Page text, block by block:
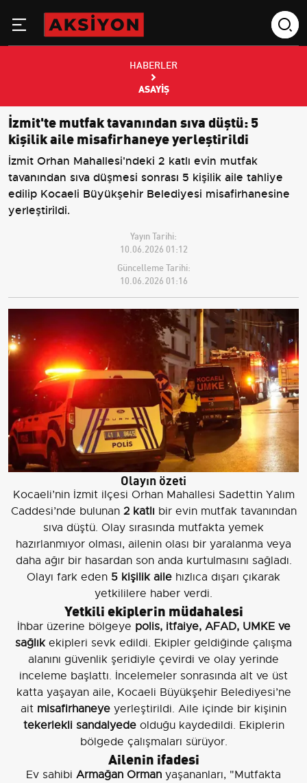
HABERLER
ASAYIŞ
İzmit'te mutfak tavanından sıva düştü: 5
kişilik aile misafirhaneye yerleştirildi
İzmit Orhan Mahallesi'ndeki 2 katlı evin mutfak
tavanından sıva düşmesi sonrası 5 kişilik aile tahliye
edilip Kocaeli Büyükşehir Belediyesi misafirhanesine
yerleştirildi.
Yayın Tarihi:
10.06.2026 01:12
Güncelleme Tarihi:
10.06.2026 01:16
Olayın özeti
Kocaeli’nin İzmit ilçesi Orhan Mahallesi Sadettin Yalım
Caddesi’nde bulunan 2 katlı bir evin mutfak tavanından
sıva düştü. Olay sırasında mutfakta yemek
hazırlanmıyor olması, ailenin olası bir yaralanma veya
daha ağır bir hasardan son anda kurtulmasını sağladı.
Olayı fark eden 5 kişilik aile hızlıca dışarı çıkarak
yetkililere haber verdi.
Yetkili ekiplerin müdahalesi
İhbar üzerine bölgeye polis, itfaiye, AFAD, UMKE ve
sağlıkekipleri sevk edildi. Ekipler geldiğinde çalışma
alanını güvenlik şeridiyle çevirdi ve olay yerinde
inceleme başlattı. İncelemeler sonrasında alt ve üst
katta yaşayan aile, Kocaeli Büyükşehir Belediyesi’ne
ait misafirhaneye yerleştirildi. Aile içinde bir kişinin
tekerlekli sandalyedeolduğu kaydedildi. Ekiplerin
bölgede çalışmaları sürüyor.
Ailenin ifadesi
Ev sahibi Armağan Orman yaşananları, "Mutfakta